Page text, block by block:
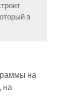
в
на
на